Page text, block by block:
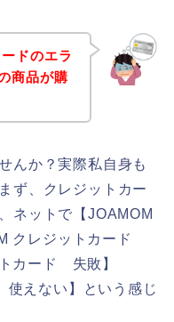
ドのエラ
商品が購
んか？実際私自身も
ず、クレジットカー
ネットで【JOAMOM
クレジットカード
カード 失敗】
えない】という感じ